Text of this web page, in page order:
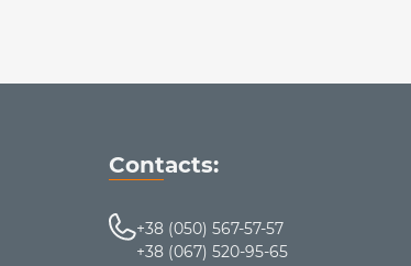
Contacts:
+38 (050) 567-57-57
+38 (067) 520-95-65